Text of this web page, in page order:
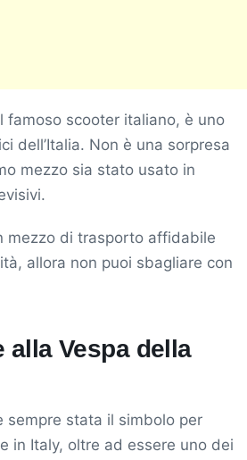
famoso scooter italiano, è uno
dell’Italia. Non è una sorpresa
mezzo sia stato usato in
mezzo di trasporto affidabile
allora non puoi sbagliare con
alla Vespa della
sempre stata il simbolo per
in Italy, oltre ad essere uno dei